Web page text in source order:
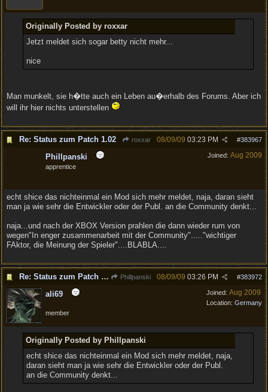
Originally Posted by roxxar
Jetzt meldet sich sogar betty nicht mehr...
nice
Man munkelt, sie h�tte auch ein Leben au�erhalb des Forums. Aber ich
will ihr hier nichts unterstellen
Re: Status zum Patch 1.02 roxxar #383967
08/09/09 03:23 PM
Joined: Aug 2009
Phillpanski
apprentice
echt shice das nichteinmal ein Mod sich mehr meldet, naja, daran sieht
man ja wie sehr die Entwickler oder der Publ. an die Community denkt...
naja...und nach der XBOX Version prahlen die dann wieder rum von
wegen"In enger zusammenarbeit mit der Community"....."wichtiger
FAktor, die Meinung der Spieler"....BLABLA....
Re: Status zum Patch 1.02 Phillpanski #383972
08/09/09 03:26 PM
Joined: Aug 2009
Location: Germany
ali69
member
Originally Posted by Phillpanski
echt shice das nichteinmal ein Mod sich mehr meldet, naja,
daran sieht man ja wie sehr die Entwickler oder der Publ.
an die Community denkt...